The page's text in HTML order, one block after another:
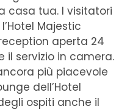
casa tua. I visitatori
Majestic
aperta 24
il servizio in camera.
più piacevole
dell’Hotel
ospiti anche il